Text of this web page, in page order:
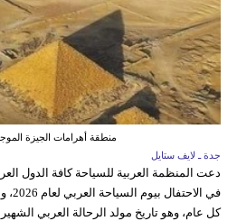
منطقة أهرامات الجيزة
جدة ـ لايف ستايل
دعت المنظمة العربية للسياحة كافة الدول
كل عام، وهو تاريخ مولد الرحالة العربي